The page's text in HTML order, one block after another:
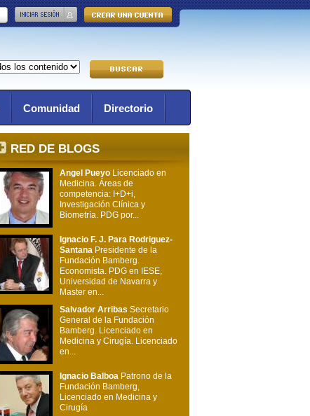
Comunidad Directorio
RED DE BLOGS
Angel Pueyo Licenciado en
Medicina. Áreas de
competencia: I+D+i,
Investigación Clínica y
Biometría. PDG por...
Ignacio F. J. Para Rodriguez-
Santana Presidente de la
Fundación Bamberg.
Economista. PDG en IESE,
Universidad de Navarra y
Master en...
Salvador Arribas Secretario
General de la Fundación
Bamberg. Licenciado en
Medicina y Cirugía. Licenciado
en...
Ignacio Balboa Patrono de la
Fundación Bamberg,
Licenciado en Medicina y
Cirugía